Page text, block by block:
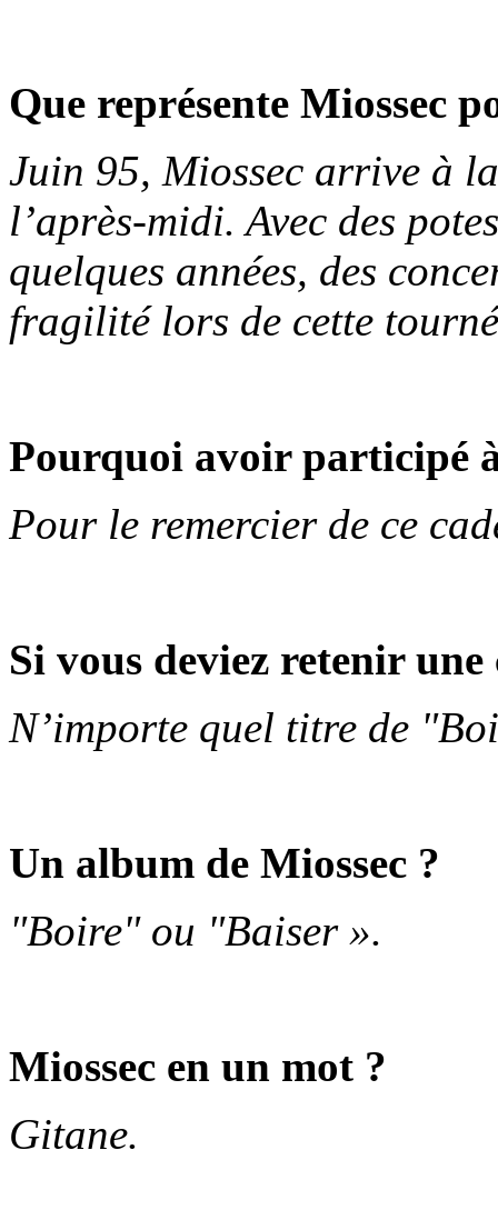
Que représente Miossec
Juin 95, Miossec arrive à
l’après-midi. Avec des
quelques années, des
fragilité lors de cette
Pourquoi avoir participé
Pour le remercier de ce
Si vous deviez retenir une
N’importe quel titre de
Un album de Miossec ?
"Boire" ou "Baiser ».
Miossec en un mot ?
Gitane.